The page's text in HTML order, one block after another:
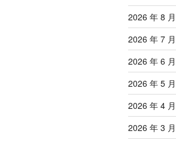
2026 年 8 月
2026 年 7 月
2026 年 6 月
2026 年 5 月
2026 年 4 月
2026 年 3 月